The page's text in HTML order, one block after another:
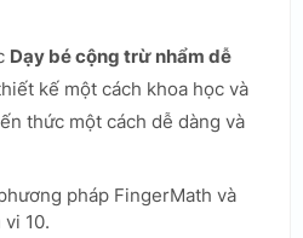
Dạy bé cộng trừ nhẩm dễ
kế một cách khoa học và
thức một cách dễ dàng và
pháp FingerMath và
10.